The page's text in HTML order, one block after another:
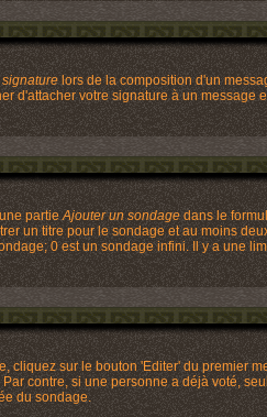
lors de la composition d'un
d'attacher votre signature à un message
partieAjouter un sondagedans le
un titre pour le sondage et au moins
0 est un sondage infini. Il y a une
cliquez sur le bouton 'Editer' du premier
contre, si une personne a déjà voté,
du sondage.